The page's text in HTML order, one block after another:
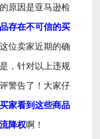
原因是亚马逊检
存在不可信的买
位卖家近期的确
，针对以上违规
警告了！大家仔
家看到这些商品
降权啊！